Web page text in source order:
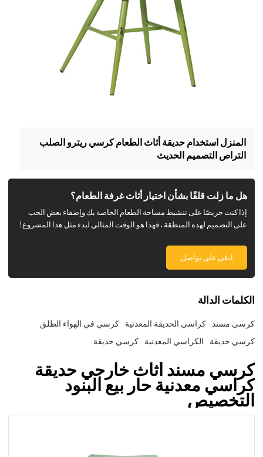
المنزل استخدام حديقة أثاث الطعام كرسي ريترو الصلب
التراص التصميم الحديث
هل ما زلت قلقًا بشأن اختيار أثاث غرفة الطعام؟
إذا كنت حريصًا على تنشيط مساحة الطعام الخاصة بك وإضفاء بعض الحب
على التصميم لهذه المنطقة ، فهذا هو الوقت المثالي لبدء مثل هذا المشروع!
ابقى على تواصل
الكلمات الدالة
كرسي مسند كراسي الحديقة المعدنية
كرسي في الهواء الطلق
كرسي حديقة
الكراسي المعدنية كرسي حديقة
كرسي مسند أثاث خارجي حديقة
كراسي معدنية حار بيع البنود
التخصيص